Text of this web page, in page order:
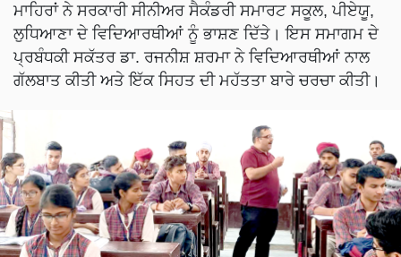
ਮਾਹਿਰਾਂ ਨੇ ਸਰਕਾਰੀ ਸੀਨੀਅਰ ਸੈਕੰਡਰੀ ਸਮਾਰਟ ਸਕੂਲ, ਪੀਏਯੂ,
ਲੁਧਿਆਣਾ ਦੇ ਵਿਦਿਆਰਥੀਆਂ ਨੂੰ ਭਾਸ਼ਣ ਦਿੱਤੇ। ਇਸ ਸਮਾਗਮ ਦੇ
ਪ੍ਰਬੰਧਕੀ ਸਕੱਤਰ ਡਾ. ਰਜਨੀਸ਼ ਸ਼ਰਮਾ ਨੇ ਵਿਦਿਆਰਥੀਆਂ ਨਾਲ
ਗੱਲਬਾਤ ਕੀਤੀ ਅਤੇ ਇੱਕ ਸਿਹਤ ਦੀ ਮਹੱਤਤਾ ਬਾਰੇ ਚਰਚਾ ਕੀਤੀ।